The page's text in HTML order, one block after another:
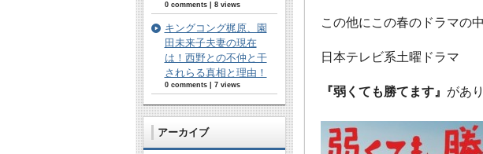
この他にこの春のドラマの
日本テレビ系土曜ドラマ
『弱くても勝てます』 があ
0 comments| 8 views
キングコング梶原、園
田未来子夫妻の現在
は！西野との不仲と干
されらる真相と理由！
0 comments| 7 views
アーカイブ